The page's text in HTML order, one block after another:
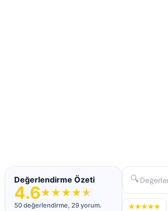
Değerlendirme Özeti
4.6★★★★★
50 değerlendirme, 29 yorum.
🔍
★★★★★